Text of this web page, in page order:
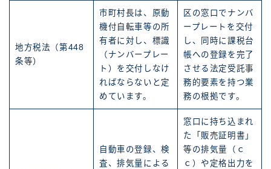
地方税法（第448
条等）
市町村長は、原動
機付自転車等の所
有者に対し、標識
（ナンバープレー
ト）を交付しなけ
ればならないと定
めています。
区の窓口でナンバ
ープレートを交付
し、同時に課税台
帳への登録を完了
させる法定受託事
務的要素を持つ業
務の根拠です。
自動車の登録、検
査、排気量による
窓口に持ち込まれ
た「販売証明書」
等の排気量（ｃ
ｃ）や定格出力を